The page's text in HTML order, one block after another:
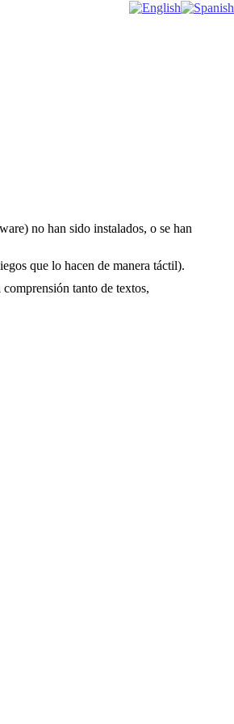
no han sido instalados, o se han
que lo hacen de manera táctil).
tanto de textos,